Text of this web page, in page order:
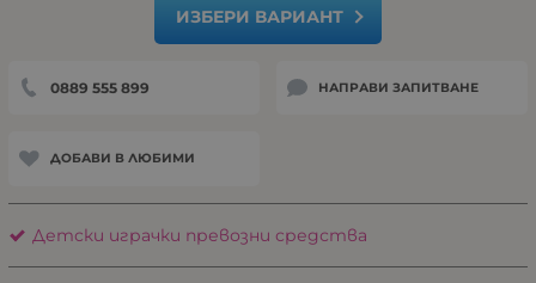
ИЗБЕРИ ВАРИАНТ
0889 555 899 НАПРАВИ ЗАПИТВАНЕ
ДОБАВИ В ЛЮБИМИ
Детски играчки превозни средства